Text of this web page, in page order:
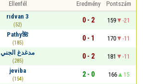
Ellenfél Eredmény
Pontszám
rıdvan 3
(52)
0 - 2 159
-21
Pathy🌺
(185)
0 - 1 170
-11
مدغدغ الجني
(285)
0 - 2 181
-11
jeviba
(154)
2 - 0 166
15